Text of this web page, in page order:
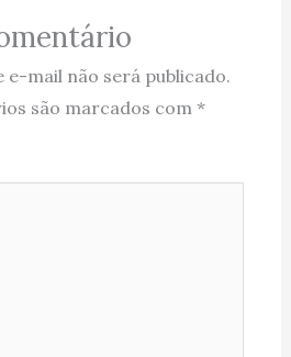
e-mail não será publicado.
são marcados com *